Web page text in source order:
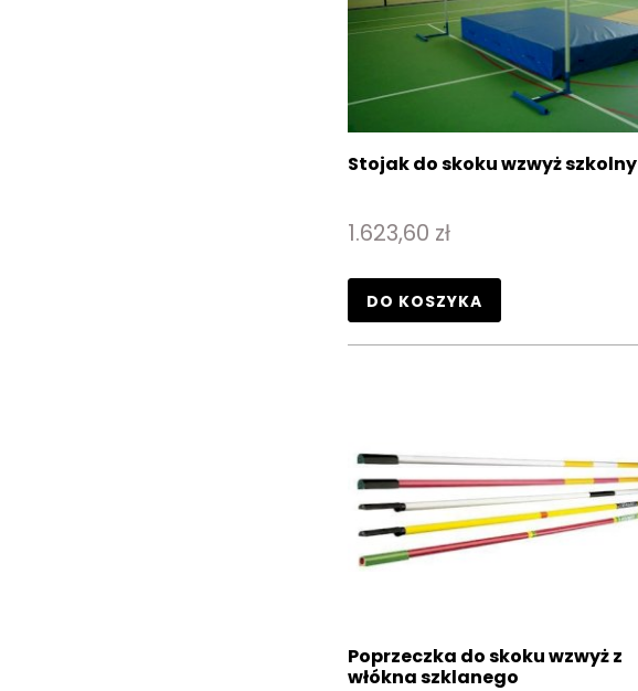
Stojak do skoku wzwyż szkolny
1.623,60 zł
DO KOSZYKA
Poprzeczka do skoku wzwyż z
włókna szklanego